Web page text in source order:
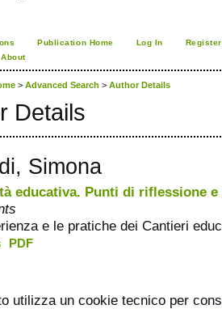
Publication Home Log In
Register
About
> Advanced Search > Author Details
Details
Simona
educativa. Punti di riflessione
e le pratiche dei Cantieri
PDF
utilizza un cookie tecnico per